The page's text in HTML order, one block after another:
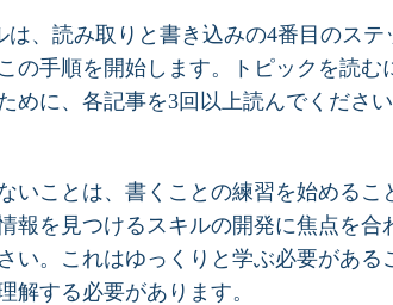
は、読み取りと書き込みの4番目のス
の手順を開始します。トピックを読
めに、各記事を3回以上読んでくださ
いことは、書くことの練習を始める
報を見つけるスキルの開発に焦点を
い。これはゆっくりと学ぶ必要があ
解する必要があります。